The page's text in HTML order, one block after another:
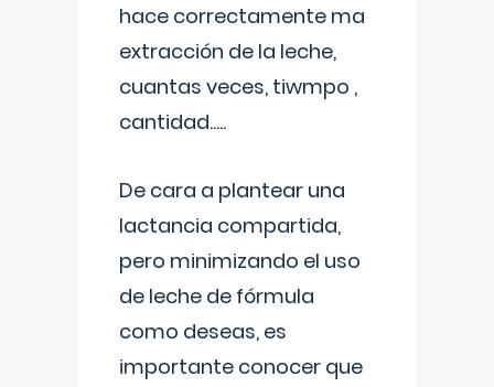
hace correctamente ma
extracción de la leche,
cuantas veces, tiwmpo ,
cantidad.....
De cara a plantear una
lactancia compartida,
pero minimizando el uso
de leche de fórmula
como deseas, es
importante conocer que